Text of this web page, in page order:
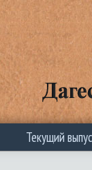
Текущий